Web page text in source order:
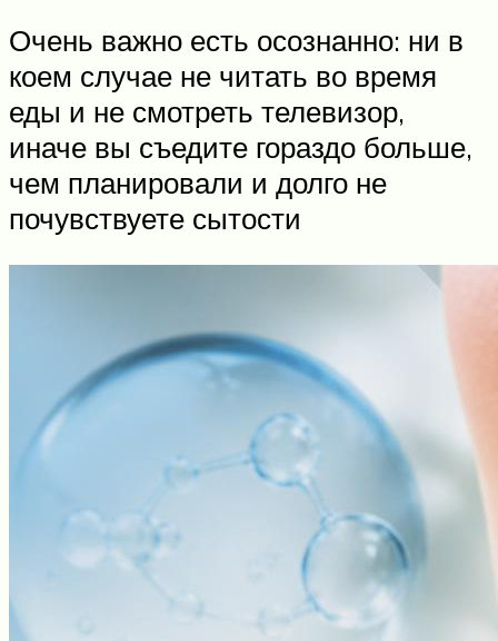
Очень важно есть осознанно: ни в
коем случае не читать во время
еды и не смотреть телевизор,
иначе вы съедите гораздо больше,
чем планировали и долго не
почувствуете сытости